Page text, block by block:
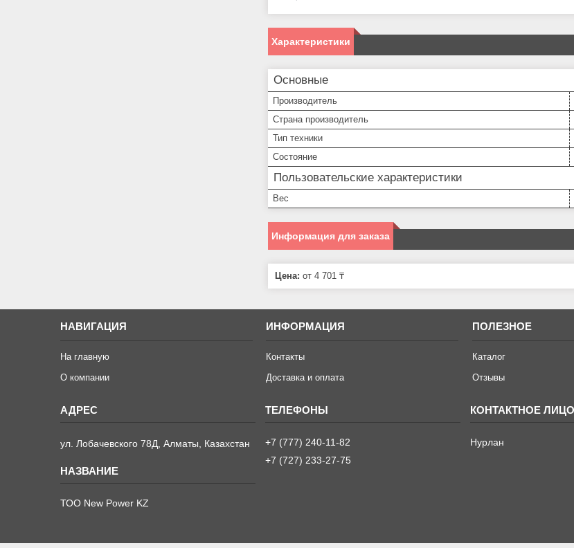
Характеристики
Основные
Производитель
Страна производитель
Тип техники
Состояние
Пользовательские характеристики
Вес
Информация для заказа
Цена: от 4 701 ₸
НАВИГАЦИЯ
На главную
О компании
ИНФОРМАЦИЯ
Контакты
Доставка и оплата
ПОЛЕЗНОЕ
Каталог
Отзывы
ул. Лобачевского 78Д, Алматы, Казахстан
ТОО New Power KZ
+7 (777) 240-11-82
+7 (727) 233-27-75
Нурлан